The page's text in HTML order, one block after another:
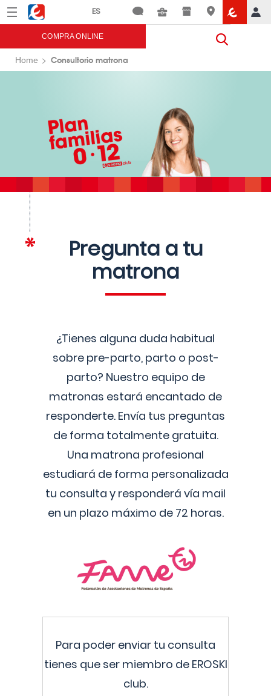
Menú Eroski
COMPRA ONLINE
Home Consultorio matrona
Pregunta a tu
matrona
¿Tienes alguna duda habitual
sobre pre-parto, parto o post-
parto? Nuestro equipo de
matronas estará encantado de
responderte. Envía tus preguntas
de forma totalmente gratuita.
Una matrona profesional
estudiará de forma personalizada
tu consulta y responderá vía mail
en un plazo máximo de 72 horas.
Para poder enviar tu consulta
tienes que ser miembro de EROSKI
club.